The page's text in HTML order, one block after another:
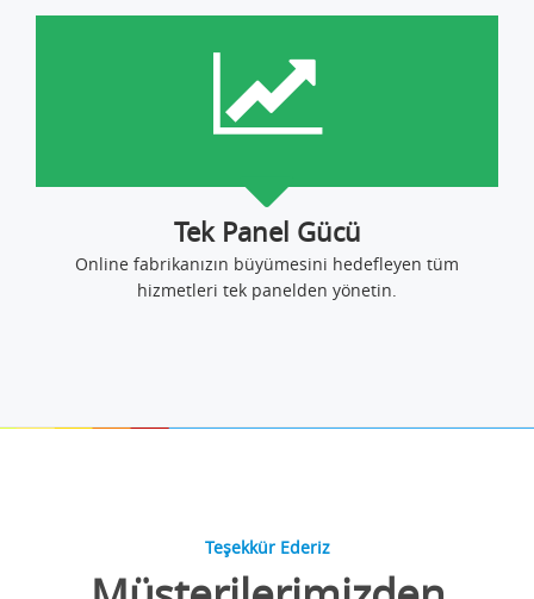
Tek Panel Gücü
Online fabrikanızın büyümesini hedefleyen tüm
hizmetleri tek panelden yönetin.
Teşekkür Ederiz